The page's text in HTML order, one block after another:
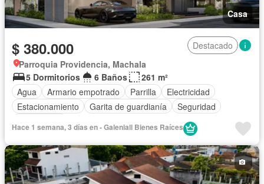
Casa
$ 380.000
Destacado
Parroquia Providencia, Machala
5 Dormitorios
6 Baños
261 m²
Agua
Armario empotrado Parrilla
Electricidad
Estacionamiento
Garita de guardianía
Seguridad
Hace 1 semana, 3 días en - Galeniall Bienes Raíces